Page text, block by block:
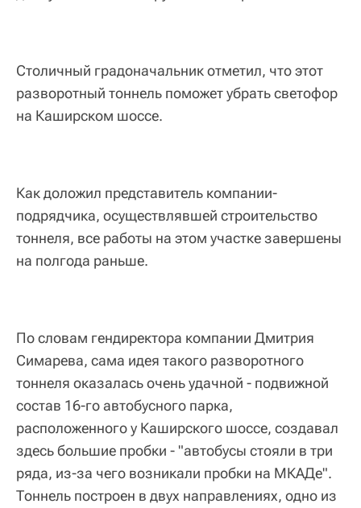
Столичный градоначальник отметил, что этот
разворотный тоннель поможет убрать светофор
на Каширском шоссе.
Как доложил представитель компании-
подрядчика, осуществлявшей строительство
тоннеля, все работы на этом участке завершены
на полгода раньше.
По словам гендиректора компании Дмитрия
Симарева, сама идея такого разворотного
тоннеля оказалась очень удачной - подвижной
состав 16-го автобусного парка,
расположенного у Каширского шоссе, создавал
здесь большие пробки - "автобусы стояли в три
ряда, из-за чего возникали пробки на МКАДе".
Тоннель построен в двух направлениях, одно из